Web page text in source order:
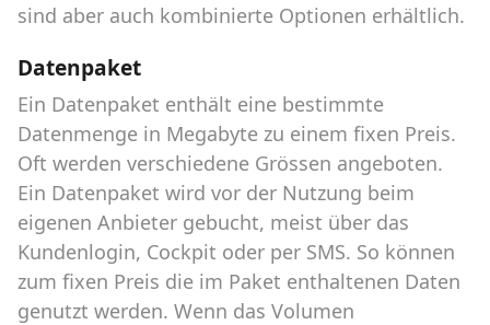
sind aber auch kombinierte Optionen erhältlich.
Datenpaket
Ein Datenpaket enthält eine bestimmte
Datenmenge in Megabyte zu einem fixen Preis.
Oft werden verschiedene Grössen angeboten.
Ein Datenpaket wird vor der Nutzung beim
eigenen Anbieter gebucht, meist über das
Kundenlogin, Cockpit oder per SMS. So können
zum fixen Preis die im Paket enthaltenen Daten
genutzt werden. Wenn das Volumen